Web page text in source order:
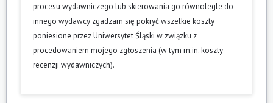
procesu wydawniczego lub skierowania go równolegle do
innego wydawcy zgadzam się pokryć wszelkie koszty
poniesione przez Uniwersytet Śląski w związku z
procedowaniem mojego zgłoszenia (w tym m.in. koszty
recenzji wydawniczych).